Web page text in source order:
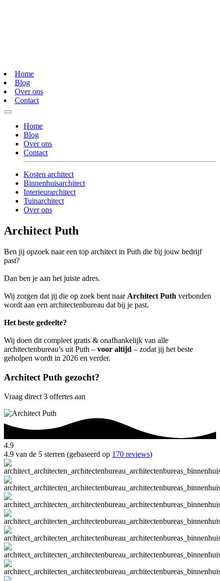
Home
Blog
Over ons
Contact
Home
Blog
Over ons
Contact
Kosten architect
Binnenhuisarchitect
Interieurarchitect
Tuinarchitect
Over ons
Architect Puth
Ben jij opzoek naar een top architect in Puth die bij jouw bedrijf
past?
Dan ben je aan het juiste adres.
Wij zorgen dat jij die op zoek bent naar Architect Puth verbonden
wordt aan een architectenbureau dat bij je past.
Het beste gedeelte?
Wij doen dit compleet gratis & onafhankelijk van alle
architectenbureau’s uit Puth – voor altijd – zodat jij het beste
geholpen wordt in 2026 en verder.
Architect Puth gezocht?
Vraag direct 3 offertes aan
4.9
4.9 van de 5 sterren (gebaseerd op 170 reviews)